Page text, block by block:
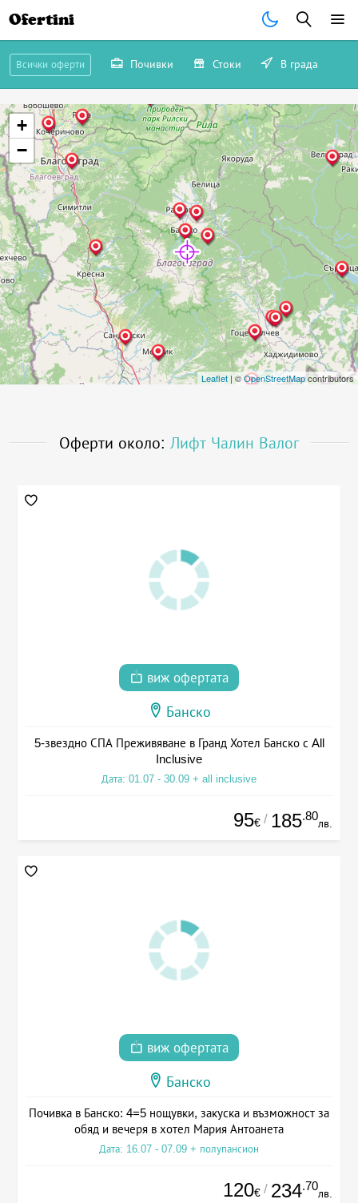
Ofertini
Всички оферти Почивки Стоки В града
+
−
Leaflet | ©OpenStreetMapcontributors
Оферти около: Лифт Чалин Валог
виж офертата
Банско
5-звездно СПА Преживяване в Гранд Хотел Банско с All
Inclusive
Дата: 01.07 - 30.09 + all inclusive
95€ / 185.80
лв.
виж офертата
Банско
Почивка в Банско: 4=5 нощувки, закуска и възможност за
обяд и вечеря в хотел Мария Антоанета
Дата: 16.07 - 07.09 + полупансион
120€ / 234.70
лв.